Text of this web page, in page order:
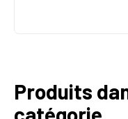
Produits